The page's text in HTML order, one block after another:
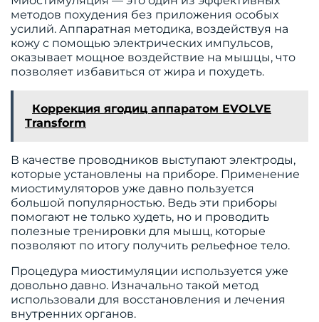
методов похудения без приложения особых
усилий. Аппаратная методика, воздействуя на
кожу с помощью электрических импульсов,
оказывает мощное воздействие на мышцы, что
позволяет избавиться от жира и похудеть.
Коррекция ягодиц аппаратом EVOLVE
Transform
В качестве проводников выступают электроды,
которые установлены на приборе. Применение
миостимуляторов уже давно пользуется
большой популярностью. Ведь эти приборы
помогают не только худеть, но и проводить
полезные тренировки для мышц, которые
позволяют по итогу получить рельефное тело.
Процедура миостимуляции используется уже
довольно давно. Изначально такой метод
использовали для восстановления и лечения
внутренних органов.